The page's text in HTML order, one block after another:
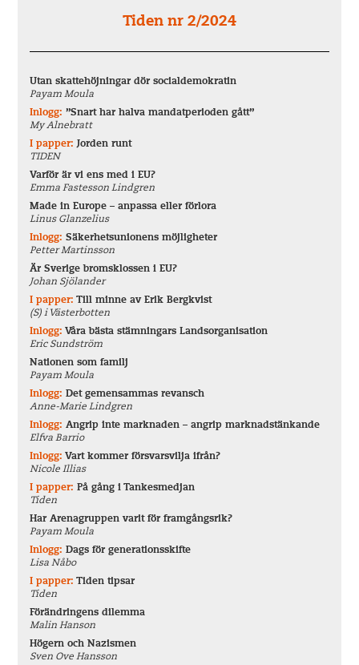
Tiden nr 2/2024
Utan skattehöjningar dör socialdemokratin
Payam Moula
Inlogg:”Snart har halva mandatperioden gått”
My Alnebratt
I papper:Jorden runt
TIDEN
Varför är vi ens med i EU?
Emma Fastesson Lindgren
Made in Europe – anpassa eller förlora
Linus Glanzelius
Inlogg:Säkerhetsunionens möjligheter
Petter Martinsson
Är Sverige bromsklossen i EU?
Johan Sjölander
I papper:Till minne av Erik Bergkvist
(S) i Västerbotten
Inlogg: Våra bästa stämningars Landsorganisation
Eric Sundström
Nationen som familj
Payam Moula
Inlogg:Det gemensammas revansch
Anne-Marie Lindgren
Inlogg:Angrip inte marknaden – angrip marknadstänkande
Elfva Barrio
Inlogg: Vart kommer försvarsvilja ifrån?
Nicole Illias
I papper:På gång i Tankesmedjan
Tiden
Har Arenagruppen varit för framgångsrik?
Payam Moula
Inlogg:Dags för generationsskifte
Lisa Nåbo
I papper:Tiden tipsar
Tiden
Förändringens dilemma
Malin Hanson
Högern och Nazismen
Sven Ove Hansson